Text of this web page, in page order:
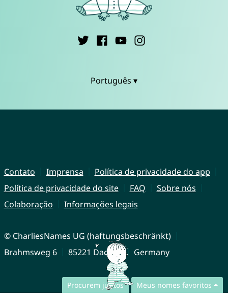
Procurem juntos Meus nomes favoritos
Português ▾
Contato Imprensa
Política de privacidade do app
Política de privacidade do site
FAQ
Sobre nós
Colaboração
Informações legais
© CharliesNames UG (haftungsbeschränkt)
Brahmsweg 6
85221 Dachau Germany